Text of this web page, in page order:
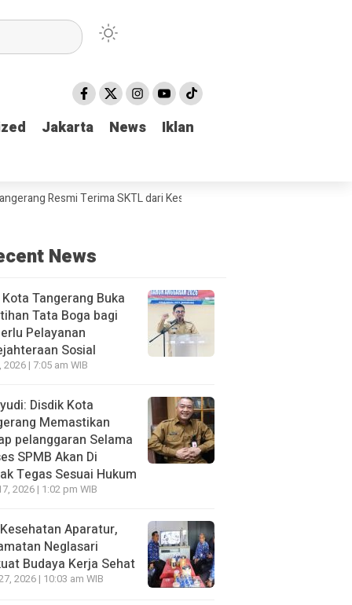
Jakarta News Iklan
Jakarta News Iklan
Resmi Terima SKTL dari Kesbangpol*
News
Tangerang Buka
Tata Boga bagi
Pelayanan
Sosial
| 7:05 am WIB
Disdik Kota
Memastikan
pelanggaran Selama
SPMB Akan Di
Tegas Sesuai Hukum
2026 | 1:02 pm WIB
Aparatur,
Neglasari
Budaya Kerja Sehat
2026 | 10:03 am WIB